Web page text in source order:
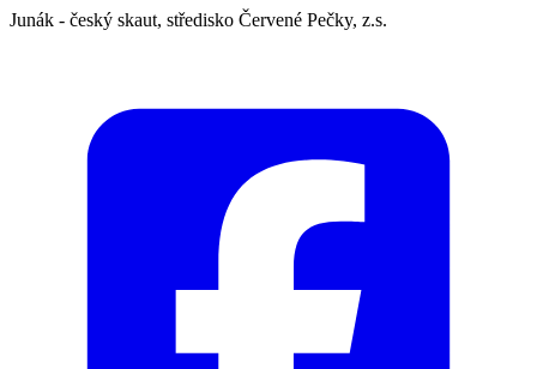
Junák - český skaut, středisko Červené Pečky, z.s.